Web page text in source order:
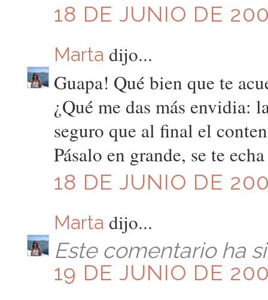
18 DE JUNIO DE
Marta dijo...
Guapa! Qué bien que te
¿Qué me das más envidia:
seguro que al final el
Pásalo en grande, se te
18 DE JUNIO DE
Marta dijo...
Este comentario ha
19 DE JUNIO DE